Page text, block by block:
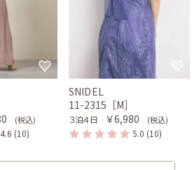
(税込)
4.6 (10)
SNIDEL
11-2315［M］
３泊４日 ￥6,980 (税込)
5.0 (10)